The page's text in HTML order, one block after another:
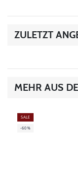
ZULETZT
MEHR AUS
SALE
-60%